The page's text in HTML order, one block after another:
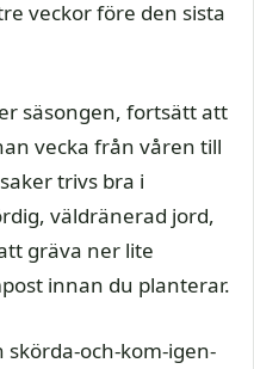
veckor före den sista
säsongen, fortsätt att
vecka från våren till
trivs bra i
väldränerad jord,
gräva ner lite
innan du planterar.
skörda-och-kom-igen-